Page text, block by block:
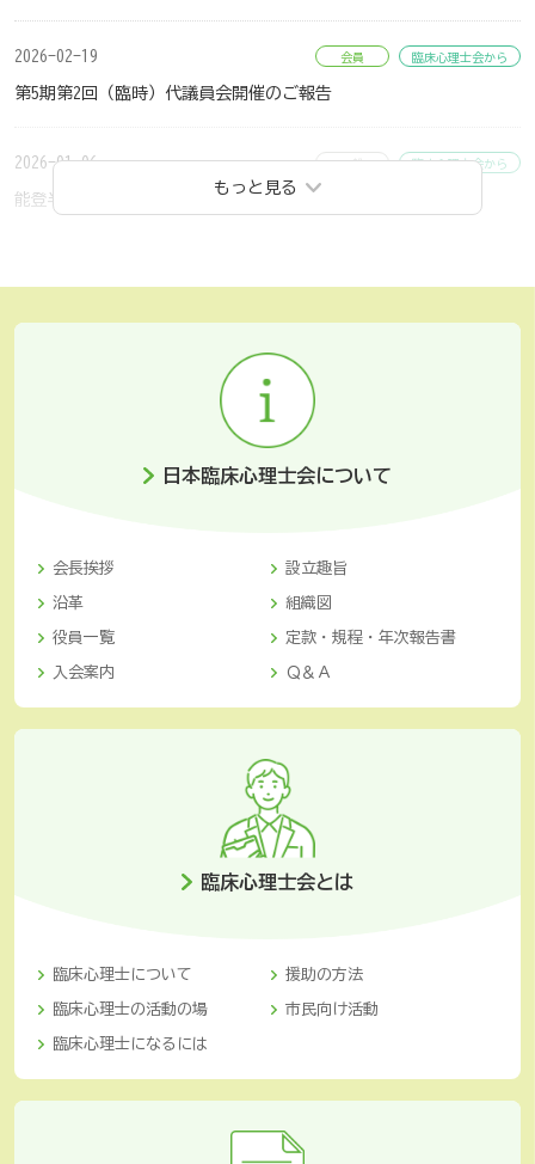
2026-02-19
第5期第2回（臨時）代議員会開催のご報告
会員 臨床心理士会から
2026-01-06
能登半島地震支援活動への感謝状を石川県より贈呈されました
一般 臨床心理士会から
もっと見る
日本臨床心理士会について
会長挨拶 設立趣旨
沿革 組織図
役員一覧 定款・規程・年次報告書
入会案内 Ｑ＆Ａ
臨床心理士会とは
臨床心理士について 援助の方法
臨床心理士の活動の場 市民向け活動
臨床心理士になるには